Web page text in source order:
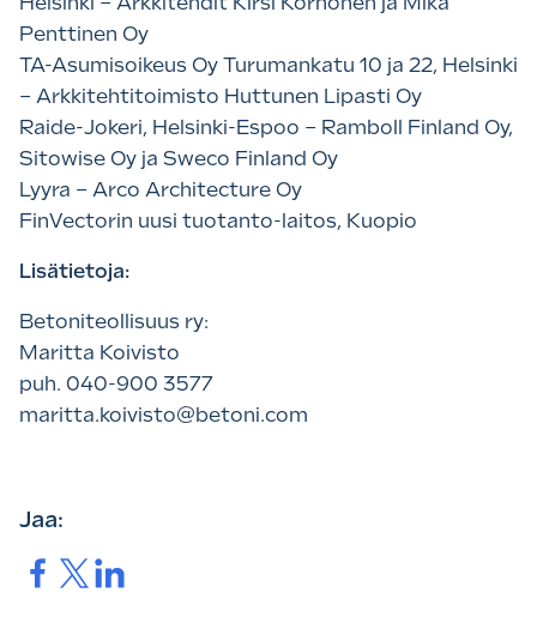
Penttinen Oy
TA-Asumisoikeus Oy Turumankatu 10 ja 22, Helsinki
– Arkkitehtitoimisto Huttunen Lipasti Oy
Raide-Jokeri, Helsinki-Espoo – Ramboll Finland Oy,
Sitowise Oy ja Sweco Finland Oy
Lyyra – Arco Architecture Oy
FinVectorin uusi tuotanto-laitos, Kuopio
Lisätietoja:
Betoniteollisuus ry:
Maritta Koivisto
puh. 040-900 3577
maritta.koivisto@betoni.com
Jaa:
Jaa. Jaa.Jaa.